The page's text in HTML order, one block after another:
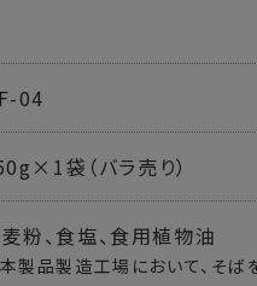
04
袋（バラ売り）
粉、食塩、食用植物油
製品製造工場において、そば